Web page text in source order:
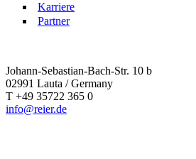
Karriere
Partner
Johann-Sebastian-Bach-Str. 10 b
02991 Lauta / Germany
T +49 35722 365 0
info@reier.de